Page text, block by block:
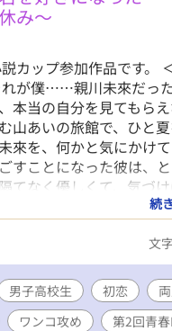
み〜
カップ参加作品です。
が僕……親川未來だっ
本当の自分を見てもら
山あいの旅館で、ひと
來を、何かと気にかけ
すことになった彼は、
てなく優しくて、気づ
気ない一言や優しさに触
ひと夏の出会いから始
の甘酸っぱいドキドキ感
続
文
男子高校生 初恋
ワンコ攻め 第2回青